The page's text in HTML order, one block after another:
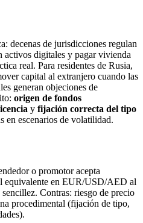
decenas de jurisdicciones regulan
activos digitales y pagar vivienda
real. Para residentes de Rusia,
capital al extranjero cuando las
generan objeciones de
origen de fondos
y fijación correcta del tipo
en escenarios de volatilidad.
o promotor acepta
equivalente en EUR/USD/AED al
Contras: riesgo de precio
procedimental (fijación de tipo,